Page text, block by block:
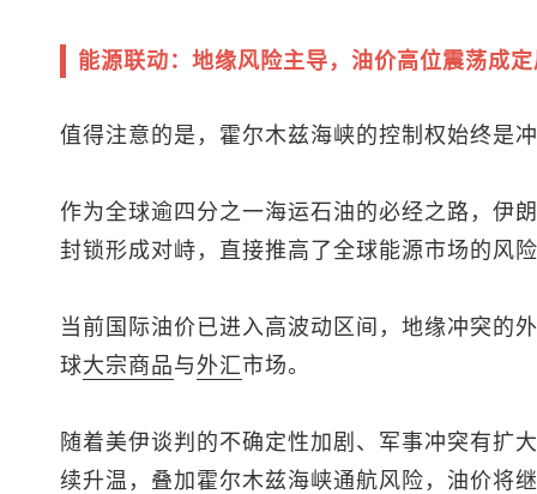
能源联动：地缘风险主导，油价高位震荡成
值得注意的是，霍尔木兹海峡的控制权始终是
作为全球逾四分之一海运石油的必经之路，伊
封锁形成对峙，直接推高了全球能源市场的风
当前国际油价已进入高波动区间，地缘冲突的
球大宗商品与 外汇市场。
随着美伊谈判的不确定性加剧、军事冲突有扩
续升温，叠加霍尔木兹海峡通航风险，油价将